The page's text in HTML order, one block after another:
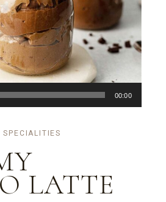
00:00
SPECIALITIES
LATTE